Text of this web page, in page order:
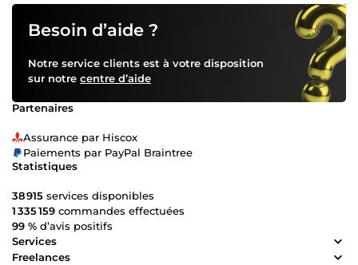
calcul (Robot Structural Analysis, Cypecad, Archicad, Revit,
AutoCAD…) • Collaboration avec les architectes, bureaux
d’études techniques et entreprises de travaux.
Besoin d’aide ?
Notre service clients est à votre disposition
sur notre centre d’aide
Partenaires
Assurance par Hiscox
Paiements par PayPal Braintree
Statistiques
38 915 services disponibles
1 335 159 commandes effectuées
99 % d’avis positifs
Services
Freelances